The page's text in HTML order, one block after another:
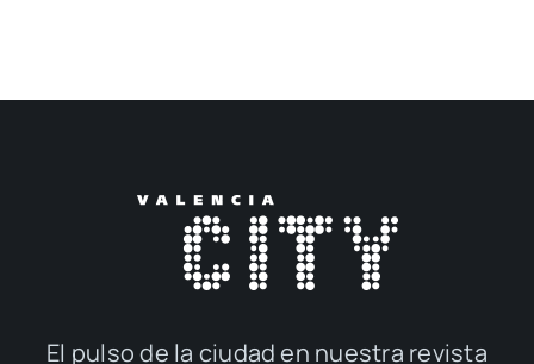
El pul­so de la ciu­dad en nues­tra revis­ta